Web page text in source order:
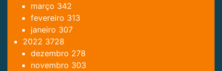
março 342
fevereiro 313
janeiro 307
2022 3728
dezembro 278
novembro 303